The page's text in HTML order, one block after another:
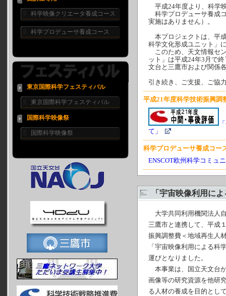
科学映像クリエータ養成コース
科学プロデューサ養成コース
東京国際科学フェスティバル
東京国際科学フェスティバル
国際科学映像祭
国際科学映像祭
平成24年度より、科学
科学プロデューサ養成
実施はありません）。
本プロジェクトは、平
科学文化形成ユニット」
このため、天文情報セ
ット」は平成24年3月で
文台と三鷹市および関係
引き続き、ご支援、ご協
平成21年度科学技術振興調
て」
科学プロデューサ養成コー
ENSCOT欧州科学コミュ
「宇宙映像利用に
大学共同利用機関法人
三鷹市と連携して、平成
振興調整費＜地域再生人
「宇宙映像利用による科
運びとなりました。
本事業は、国立天文台
画像等の研究資源を他研
る人材の養成を目的とし